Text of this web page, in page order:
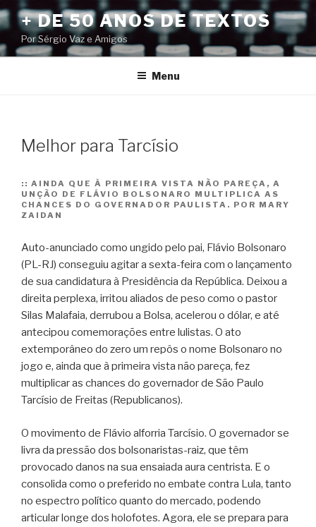
Pular
para
o
conteúdo
+ DE 50 ANOS DE TEXTOS
Por Sérgio Vaz e Amigos
Menu
Melhor para Tarcísio
:: AINDA QUE À PRIMEIRA VISTA NÃO PAREÇA, A
UNÇÃO DE FLÁVIO BOLSONARO MULTIPLICA AS
CHANCES DO GOVERNADOR PAULISTA. POR MARY
ZAIDAN
Auto-anunciado como ungido pelo pai, Flávio Bolsonaro
(PL-RJ) conseguiu agitar a sexta-feira com o lançamento
de sua candidatura à Presidência da República. Deixou a
direita perplexa, irritou aliados de peso como o pastor
Silas Malafaia, derrubou a Bolsa, acelerou o dólar, e até
antecipou comemorações entre lulistas. O ato
extemporâneo do zero um repôs o nome Bolsonaro no
jogo e, ainda que à primeira vista não pareça, fez
multiplicar as chances do governador de São Paulo
Tarcísio de Freitas (Republicanos).
O movimento de Flávio alforria Tarcísio. O governador se
livra da pressão dos bolsonaristas-raiz, que têm
provocado danos na sua ensaiada aura centrista. E o
consolida como o preferido no embate contra Lula, tanto
no espectro político quanto do mercado, podendo
articular longe dos holofotes. Agora, ele se prepara para